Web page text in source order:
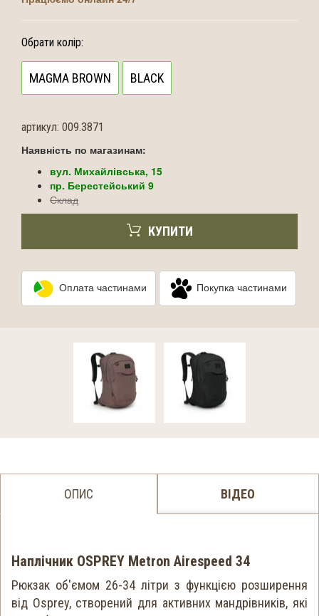
Обрати колір:
MAGMA BROWN BLACK
артикул: 009.3871
Наявність по магазинам:
вул. Михайлівська, 15
пр. Берестейський 9
Склад
КУПИТИ
Оплата частинами Покупка частинами
ОПИС ВІДЕО
Наплічник OSPREY Metron Airespeed 34
Рюкзак об'ємом 26-34 літри з функцією розширення
від Osprey, створений для активних мандрівників, які